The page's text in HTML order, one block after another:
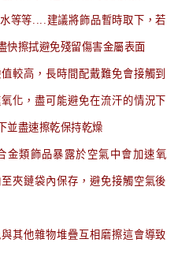
等等....建議將飾品暫時取下，若
快擦拭避免殘留傷害金屬表面
較高，長時間配戴難免會接觸到
化，盡可能避免在流汗的情況下
並盡速擦乾保持乾燥
類飾品暴露於空氣中會加速氧
夾鏈袋內保存，避免接觸空氣後
其他雜物堆疊互相磨擦這會導致